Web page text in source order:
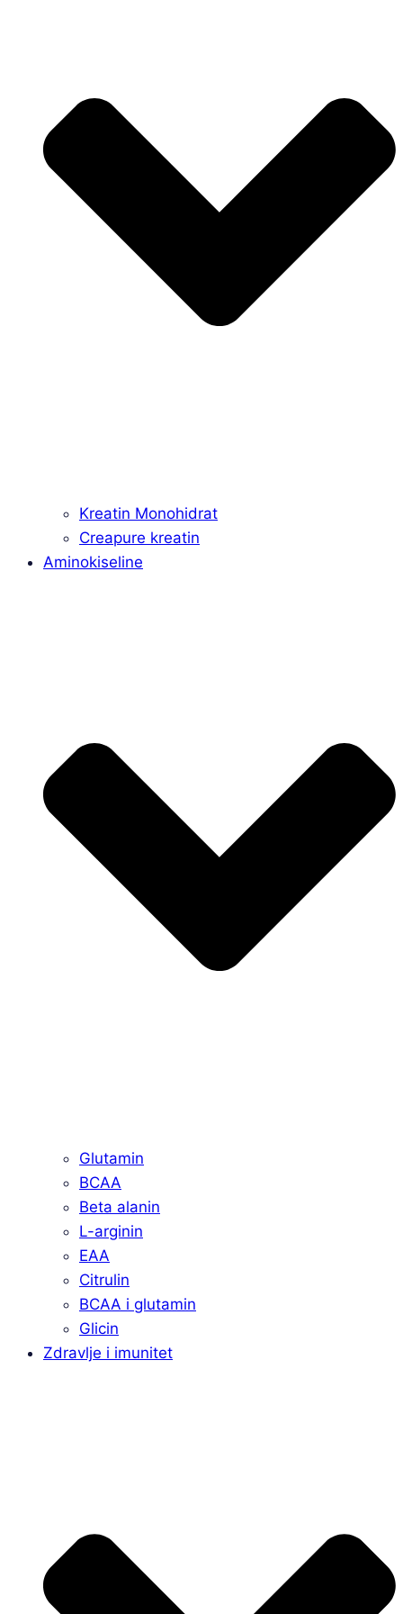
Kreatin Monohidrat
Creapure kreatin
Aminokiseline
Glutamin
BCAA
Beta alanin
L-arginin
EAA
Citrulin
BCAA i glutamin
Glicin
Zdravlje i imunitet